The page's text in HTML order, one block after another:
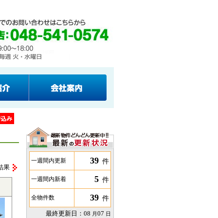
一週間内更新 39 件
一週間内新着 5 件
全物件数 39 件
最終更新日：08 月07 日
果